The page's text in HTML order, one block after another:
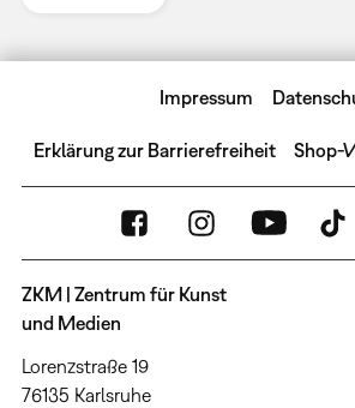
Impressum
Erklärung zur Barrierefreiheit Shop-
ZKM | Zentrum für Kunst
und Medien
Lorenzstraße 19
76135 Karlsruhe